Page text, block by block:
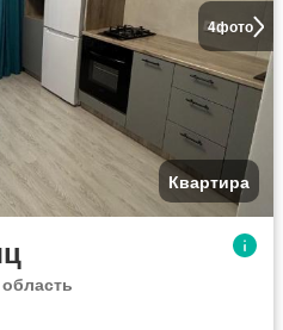
4фото
Квартира